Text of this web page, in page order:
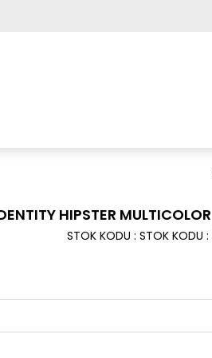
HIPSTER MULTICOLOR
STOK KODU STOK KODU